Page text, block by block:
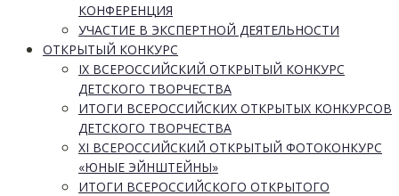
КОНФЕРЕНЦИЯ
УЧАСТИЕ В ЭКСПЕРТНОЙ ДЕЯТЕЛЬНОСТИ
ОТКРЫТЫЙ КОНКУРС
IX ВСЕРОССИЙСКИЙ ОТКРЫТЫЙ КОНКУРС
ДЕТСКОГО ТВОРЧЕСТВА
ИТОГИ ВСЕРОССИЙСКИХ ОТКРЫТЫХ КОНКУРСОВ
ДЕТСКОГО ТВОРЧЕСТВА
XI ВСЕРОССИЙСКИЙ ОТКРЫТЫЙ ФОТОКОНКУРС
«ЮНЫЕ ЭЙНШТЕЙНЫ»
ИТОГИ ВСЕРОССИЙСКОГО ОТКРЫТОГО